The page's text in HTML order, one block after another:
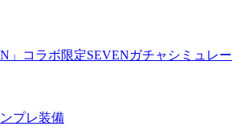
」コラボ限定SEVENガチャシミュレー
プレ装備